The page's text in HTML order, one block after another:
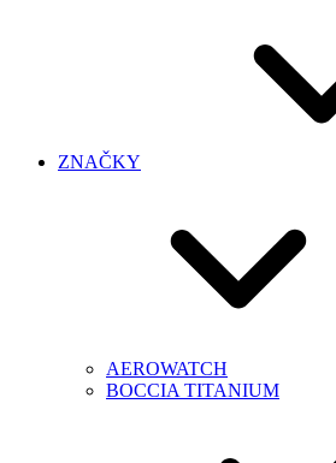
ZNAČKY
AEROWATCH
BOCCIA TITANIUM